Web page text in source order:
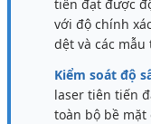
tiến đạt được
với độ chính
dệt và các
Kiểm soát độ
laser tiên tiến
toàn bộ bề mặt